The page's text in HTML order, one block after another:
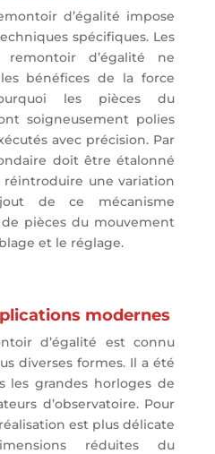
d’égalité impose
spécifiques. Les
d’égalité ne
bénéfices de la force
les pièces du
soigneusement polies
avec précision. Par
doit être étalonné
réintroduire une variation
de ce mécanisme
pièces du mouvement
et le réglage.
modernes
d’égalité est connu
diverses formes. Il a été
les grandes horloges de
d’observatoire. Pour
est plus délicate
réduites du